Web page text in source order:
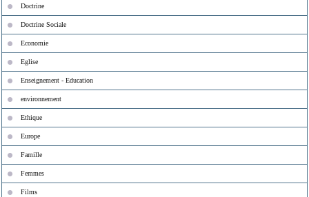
Doctrine
Doctrine Sociale
Economie
Eglise
Enseignement - Education
environnement
Ethique
Europe
Famille
Femmes
Films